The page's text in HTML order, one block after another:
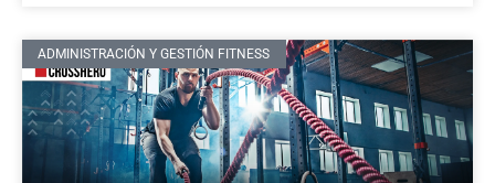
ADMINISTRACIÓN Y GESTIÓN FITNESS